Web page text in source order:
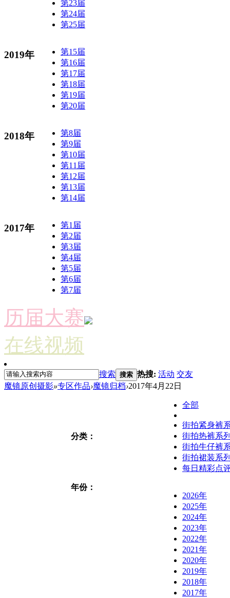
第23届
第24届
第25届
2019年
第15届
第16届
第17届
第18届
第19届
第20届
2018年
第8届
第9届
第10届
第11届
第12届
第13届
第14届
2017年
第1届
第2届
第3届
第4届
第5届
第6届
第7届
历届大赛
在线视频
搜索 搜索 热搜: 活动 交友
魔镜原创摄影»专区作品›魔镜归档›2017年4月22日
分类：
全部
街拍紧身裤
街拍热裤系
街拍牛仔裤
街拍裙装系
每日精彩点
年份：
2026年
2025年
2024年
2023年
2022年
2021年
2020年
2019年
2018年
2017年